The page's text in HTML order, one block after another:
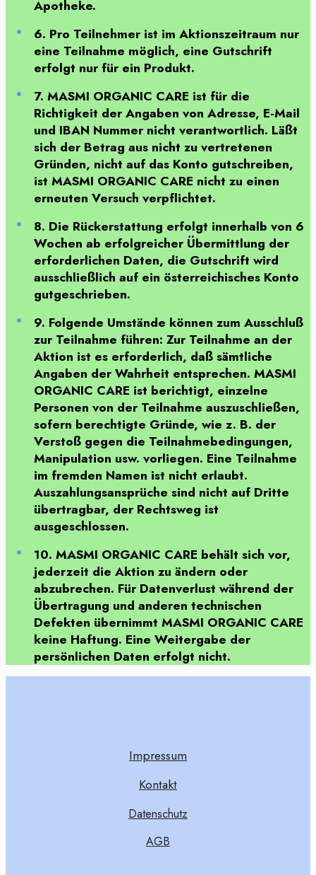
Apotheke.
6. Pro Teilnehmer ist im Aktionszeitraum nur
eine Teilnahme möglich, eine Gutschrift
erfolgt nur für ein Produkt.
7. MASMI ORGANIC CARE ist für die
Richtigkeit der Angaben von Adresse, E-Mail
und IBAN Nummer nicht verantwortlich. Läßt
sich der Betrag aus nicht zu vertretenen
Gründen, nicht auf das Konto gutschreiben,
ist MASMI ORGANIC CARE nicht zu einen
erneuten Versuch verpflichtet.
8. Die Rückerstattung erfolgt innerhalb von 6
Wochen ab erfolgreicher Übermittlung der
erforderlichen Daten, die Gutschrift wird
ausschließlich auf ein österreichisches Konto
gutgeschrieben.
9. Folgende Umstände können zum Ausschluß
zur Teilnahme führen: Zur Teilnahme an der
Aktion ist es erforderlich, daß sämtliche
Angaben der Wahrheit entsprechen. MASMI
ORGANIC CARE ist berichtigt, einzelne
Personen von der Teilnahme auszuschließen,
sofern berechtigte Gründe, wie z. B. der
Verstoß gegen die Teilnahmebedingungen,
Manipulation usw. vorliegen. Eine Teilnahme
im fremden Namen ist nicht erlaubt.
Auszahlungsansprüche sind nicht auf Dritte
übertragbar, der Rechtsweg ist
ausgeschlossen.
10. MASMI ORGANIC CARE behält sich vor,
jederzeit die Aktion zu ändern oder
abzubrechen. Für Datenverlust während der
Übertragung und anderen technischen
Defekten übernimmt MASMI ORGANIC CARE
keine Haftung. Eine Weitergabe der
persönlichen Daten erfolgt nicht.
Impressum
Kontakt
Datenschutz
AGB